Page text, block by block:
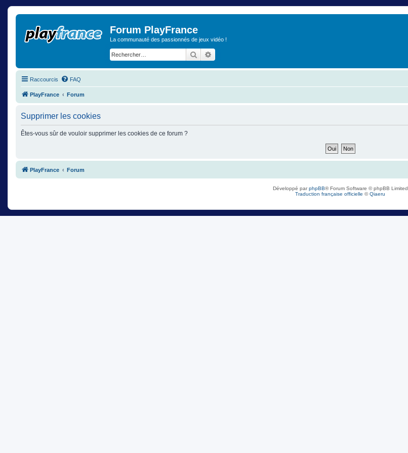
Forum PlayFrance
La communauté des passionnés de jeux vidéo !
Rechercher
Raccourcis FAQ
PlayFrance Forum
Supprimer les cookies
Êtes-vous sûr de vouloir supprimer les cookies de ce forum ?
PlayFrance Forum
Développé parphpBB® Forum Software © phpBB Limited
Traduction française officielle ©Qiaeru